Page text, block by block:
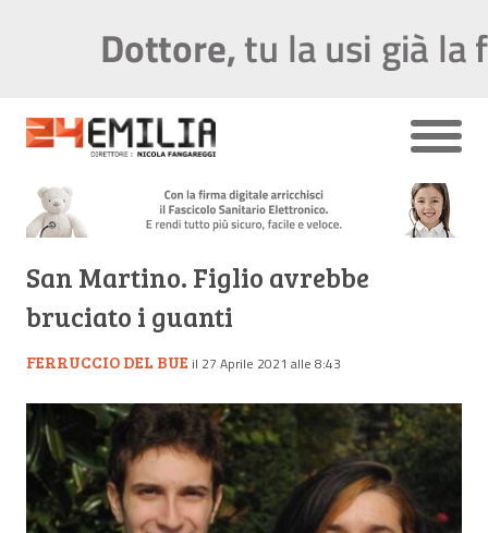
San Martino. Figlio avrebbe
bruciato i guanti
FERRUCCIO DEL BUE il 27 Aprile 2021 alle 8:43